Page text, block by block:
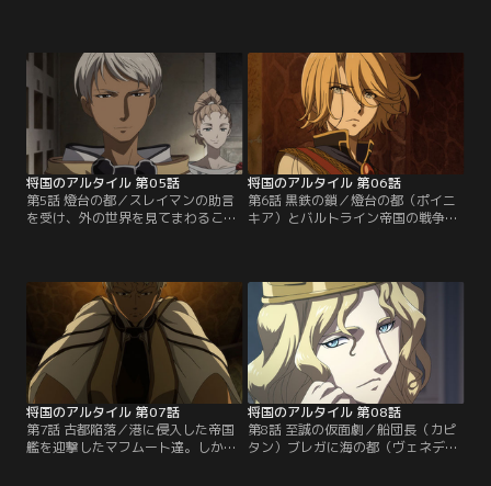
めようとするマフムートは、ロット
ウルムの指揮官をおびき出す。だが
人質を盾に反撃を封じられ、マフム
ートは追い詰められる。逆転するに
はシャラに託した作戦の成功しかな
いが…！？【提供：バンダイチャン
ネル】
意する。後日、再建された故郷の村
を訪れた彼は、ザガノスが作り上げ
た密偵網『目と耳（ギョズ・クラッ
ク）』の長官であるスレイマンと出
会う。スレイマンも同じ村の出身と
知り驚くマフムート…。【提供：バ
ンダイチャンネル】
将国のアルタイル 第05話
第5話 燈台の都／スレイマンの助言
を受け、外の世界を見てまわること
た直後、警吏によって副市長コンス
タンティノスの元へと案内されたマ
フムートは、ポイニキアがバルトラ
イン帝国から港の一部を割譲するよ
うに要求されていることを知る…。
【提供：バンダイチャンネル】
将国のアルタイル 第06話
第6話 黒鉄の鎖／燈台の都（ポイニ
キア）とバルトライン帝国の戦争は
軍なしにポイニキアの勝利を決定づ
けることはできない--そう考えたマ
フムートはキュロスの助けを借りて
ヴェネディックへ向かうことを決意
する。一方、帝国兵に対して完璧な
守りを固め…。【提供：バンダイチ
ャンネル】
将国のアルタイル 第07話
第7話 古都陥落／港に侵入した帝国
艦を迎撃したマフムート達。しか
将国のアルタイル 第08話
第8話 至誠の仮面劇／船団長（カピ
タン）ブレガに海の都（ヴェネディ